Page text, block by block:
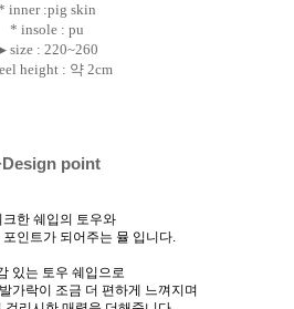
inner :pig skin
* insole : pu
size : 220~260
height : 약 2cm
point
크한 쉐입의 토우와
인트가 되어주는 뮬 입니다.
있는 토우 쉐입으로
가락이 조금 더 편하게 느껴지며